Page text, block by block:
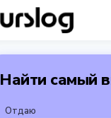
Найти самый
Отдаю